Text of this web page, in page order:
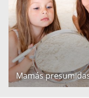
Mamás